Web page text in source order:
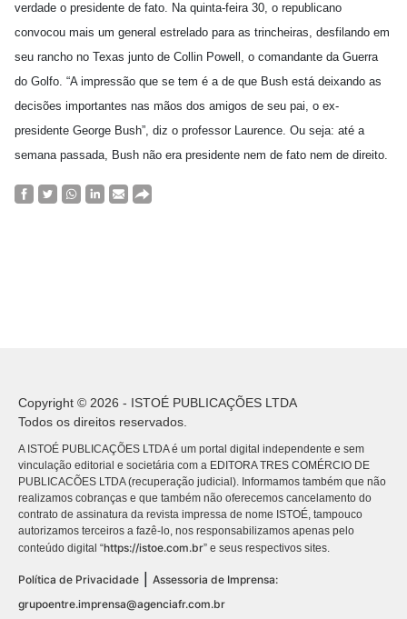
verdade o presidente de fato. Na quinta-feira 30, o republicano
convocou mais um general estrelado para as trincheiras, desfilando em
seu rancho no Texas junto de Collin Powell, o comandante da Guerra
do Golfo. “A impressão que se tem é a de que Bush está deixando as
decisões importantes nas mãos dos amigos de seu pai, o ex-
presidente George Bush”, diz o professor Laurence. Ou seja: até a
semana passada, Bush não era presidente nem de fato nem de direito.
Copyright © 2026 - ISTOÉ PUBLICAÇÕES LTDA
Todos os direitos reservados.
A ISTOÉ PUBLICAÇÕES LTDA é um portal digital independente e sem
vinculação editorial e societária com a EDITORA TRES COMÉRCIO DE
PUBLICACÕES LTDA (recuperação judicial). Informamos também que não
realizamos cobranças e que também não oferecemos cancelamento do
contrato de assinatura da revista impressa de nome ISTOÉ, tampouco
autorizamos terceiros a fazê-lo, nos responsabilizamos apenas pelo
conteúdo digital “https://istoe.com.br” e seus respectivos sites.
Política de Privacidade
Assessoria de Imprensa:
grupoentre.imprensa@agenciafr.com.br